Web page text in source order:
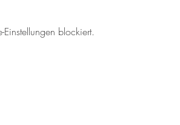
blockiert.